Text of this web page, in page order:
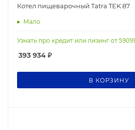
Котел пищеварочный Tatra TEK.87
Мало
Узнать про кредит или лизинг от 59091
393 934 ₽
В КОРЗИНУ